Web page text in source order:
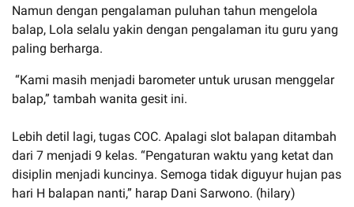
Namun dengan pengalaman puluhan tahun mengelola
balap, Lola selalu yakin dengan pengalaman itu guru yang
paling berharga.
“Kami masih menjadi barometer untuk urusan menggelar
balap,” tambah wanita gesit ini.
Lebih detil lagi, tugas COC. Apalagi slot balapan ditambah
dari 7 menjadi 9 kelas. “Pengaturan waktu yang ketat dan
disiplin menjadi kuncinya. Semoga tidak diguyur hujan pas
hari H balapan nanti,” harap Dani Sarwono. (hilary)